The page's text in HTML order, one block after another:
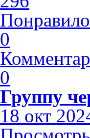
0
0
Группу
18 окт